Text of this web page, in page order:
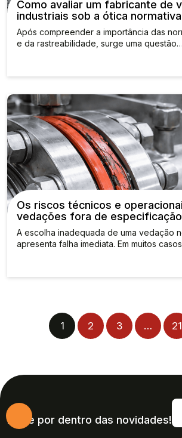
Como avaliar um fabricante de
industriais sob a ótica normativa
Após compreender a importância das
e da rastreabilidade, surge uma questão…
Os riscos técnicos e
vedações fora de
A escolha inadequada de uma vedação
apresenta falha imediata. Em muitos
1 2 3 … 21
Fique por dentro das novidades!